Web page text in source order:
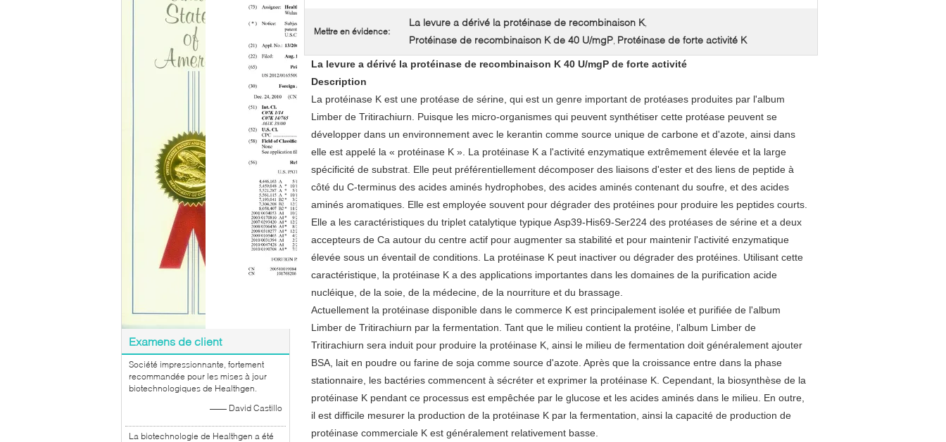
Examens de client
Société impressionnante, fortement
recommandée pour les mises à jour
biotechnologiques de Healthgen.
—— David Castillo
La biotechnologie de Healthgen a été
Mettre en évidence:
La levure a dérivé la protéinase de recombinaison K,
Protéinase de recombinaison K de 40 U/mgP, Protéinase de forte activité K
La levure a dérivé la protéinase de recombinaison K 40 U/mgP de forte activité
Description
La protéinase K est une protéase de sérine, qui est un genre important de protéases produites par l'album
Limber de Tritirachiurn . Puisque les micro-organismes qui peuvent synthétiser cette protéase peuvent se
développer dans un environnement avec le kerantin comme source unique de carbone et d'azote, ainsi dans
elle est appelé la « protéinase K ». La protéinase K a l'activité enzymatique extrêmement élevée et la large
spécificité de substrat. Elle peut préférentiellement décomposer des liaisons d'ester et des liens de peptide à
côté du C-terminus des acides aminés hydrophobes, des acides aminés contenant du soufre, et des acides
aminés aromatiques. Elle est employée souvent pour dégrader des protéines pour produire les peptides courts.
Elle a les caractéristiques du triplet catalytique typique Asp39-His69-Ser224 des protéases de sérine et a deux
accepteurs de Ca autour du centre actif pour augmenter sa stabilité et pour maintenir l'activité enzymatique
élevée sous un éventail de conditions. La protéinase K peut inactiver ou dégrader des protéines. Utilisant cette
caractéristique, la protéinase K a des applications importantes dans les domaines de la purification acide
nucléique, de la soie, de la médecine, de la nourriture et du brassage.
Actuellement la protéinase disponible dans le commerce K est principalement isolée et purifiée de l'album
Limber de Tritirachiurn par la fermentation. Tant que le milieu contient la protéine, l'album Limber de
Tritirachiurn sera induit pour produire la protéinase K, ainsi le milieu de fermentation doit généralement ajouter
BSA, lait en poudre ou farine de soja comme source d'azote. Après que la croissance entre dans la phase
stationnaire, les bactéries commencent à sécréter et exprimer la protéinase K. Cependant, la biosynthèse de la
protéinase K pendant ce processus est empêchée par le glucose et les acides aminés dans le milieu. En outre,
il est difficile mesurer la production de la protéinase K par la fermentation, ainsi la capacité de production de
protéinase commerciale K est généralement relativement basse.